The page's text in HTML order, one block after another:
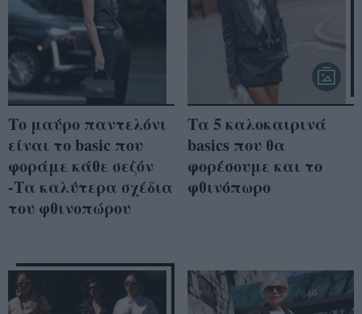
Το μαύρο παντελόνι
είναι το basic που
φοράμε κάθε σεζόν
-Τα καλύτερα σχέδια
του φθινοπώρου
Τα 5 καλοκαιρινά
basics που θα
φορέσουμε και το
φθινόπωρο